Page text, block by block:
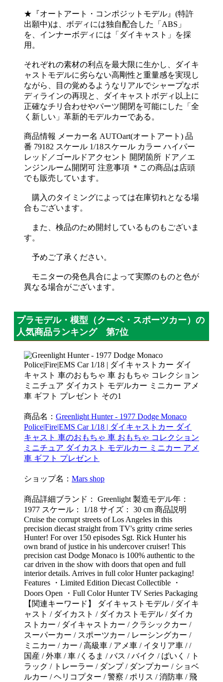
★『オートアート・コンポジットモデル』(特許
出願中)は、ボディには独自配合した「ABS」
を、インナーボディには「ダイキャスト」を採
用。
それぞれの素材の利点を最大限に生かし、ダイキ
ャストモデルに劣らない高剛性と重量感を実現し
ながら、目の覚めるようなリアルでシャープなボ
ディラインの再現と、ダイキャストボディ以上に
正確なチリ合わせやパーツ開閉を可能にした「全
く新しい」革新的モデルカーである。
商品情報 メーカー名 AUTOart(オートアート) 品
番 79182 スケール 1/18スケール カラー ハイパー
レッド／ゴールドアクセント 開閉箇所 ドア／エ
ンジンルーム開閉可 注意事項 ＊この商品は店頭
でも販売しています。
購入のタイミングによっては在庫切れとなる場
合もございます。
また、検品のため開封しているものもございま
す。
予めご了承ください。
モニターの発色具合によって実際のものと色が
異なる場合がございます。
プラモデル・模型（クーペ・スポーツカー）の
人気商品ランキング 第7位
商品名： Greenlight Hunter - 1977 Dodge Monaco
Police|Fire|EMS Car 1/18 | ダイキャストカー ダイ
キャスト 車のおもちゃ 車 おもちゃ コレクション
ミニチュア ダイカスト モデルカー ミニカー アメ
車 ギフト プレゼント
ショップ名： Mars shop
商品詳細ブランド： Greenlight 製造モデル年：
1977 スケール： 1/18 サイズ： 30 cm 商品説明
Cruise the corrupt streets of Los Angeles in this
precision diecast straight from TV's gritty crime series
Hunter! For over 150 episodes Sgt. Rick Hunter his
own brand of justice in his undercover cruiser! This
precision cast Dodge Monaco is 100% authentic to the
car driven in the show with doors that open and full
interior details. Arrives in full color Hunter packaging!
Features ・Limited Edition Diecast Collectible ・
Doors Open ・Full Color Hunter TV Series Packaging
【関連キーワード】 ダイキャストモデル / ダイキ
ャスト / ダイカスト / ダイカストモデル / ダイカ
ストカー / ダイキャストカー / クラシックカー /
スーパーカー / スポーツカー / レーシングカー /
ミニカー / カー / 高級車 / アメ車 / イタリア車 / /
国産 / 外車 / 車 /くるま / バス / バイク / ばいく / ト
ラック / トレーラー / ダンプ / ダンプカー / ショベ
ルカー / ヘリコプター / 警察 / ポリス / 消防車 / 飛